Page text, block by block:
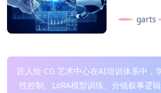
garts
匠人绘 CG 艺术中心在AI培训体系中，
性控制、LoRA模型训练、分镜叙事逻